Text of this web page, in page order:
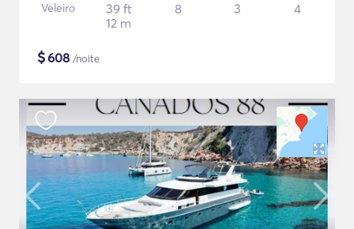
Veleiro
39 ft
12 m
8 3 4
$608 /noite